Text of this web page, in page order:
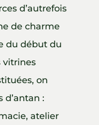
d’autrefois
de charme
du début du
vitrines
on
d’antan :
atelier